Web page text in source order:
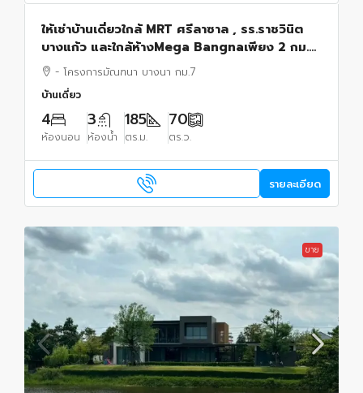
ให้เช่าบ้านเดี่ยวใกล้ MRT ศรีลาซาล , รร.ราชวินิต
บางแก้ว และใกล้ห้างMega Bangnaเพียง 2 กม.
ใกล้ทางด่วน โครงการมัณฑนา บางนา กม.7
- โครงการมัณฑนา บางนา กม.7
บ้านเดี่ยว
4
ห้องนอน
3
ห้องน้ำ
185
ตร.ม.
70
ตร.ว.
รายละเอียด
ขาย